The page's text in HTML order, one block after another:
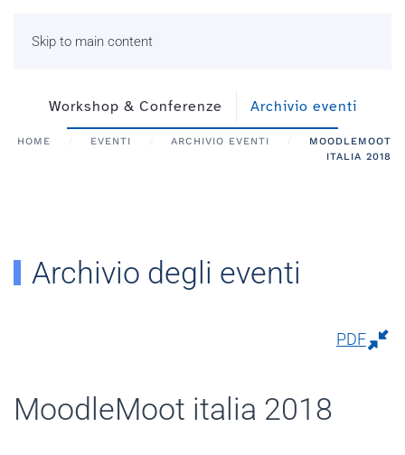
Skip to main content
Workshop & Conferenze Archivio eventi
HOME EVENTI ARCHIVIO EVENTI
MOODLEMOOT
ITALIA 2018
Archivio degli eventi
PDF
MoodleMoot italia 2018